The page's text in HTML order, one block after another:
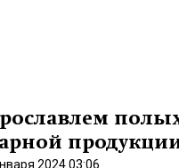
2024 03:06